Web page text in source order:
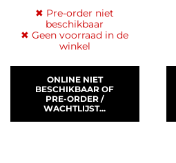
✖ Pre-order niet
beschikbaar
✖ Geen voorraad in de
winkel
ONLINE NIET
BESCHIKBAAR OF
PRE-ORDER /
WACHTLIJST...